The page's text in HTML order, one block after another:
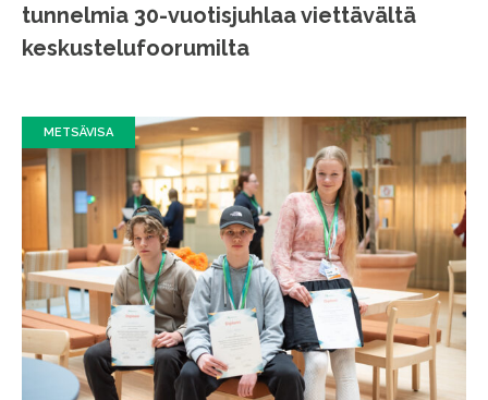
tunnelmia 30-vuotisjuhlaa viettävältä
keskustelufoorumilta
METSÄVISA